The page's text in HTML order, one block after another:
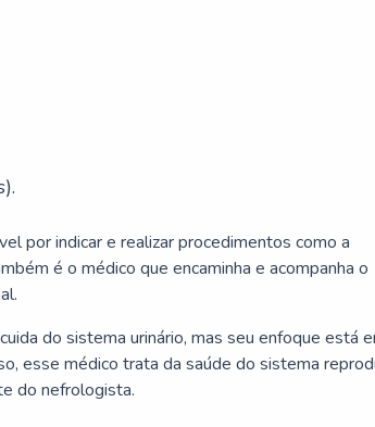
por indicar e realizar procedimentos como a
é o médico que encaminha e acompanha o
do sistema urinário, mas seu enfoque está
esse médico trata da saúde do sistema
do nefrologista.